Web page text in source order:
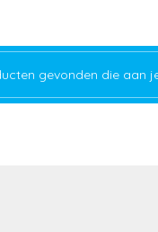
gevonden die aan